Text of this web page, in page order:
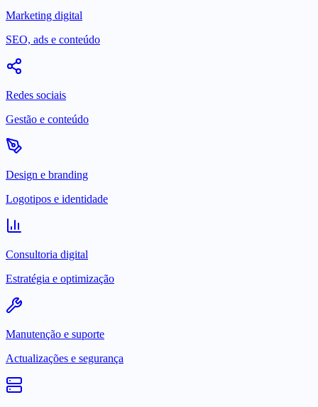
Marketing digital
SEO, ads e conteúdo
Redes sociais
Gestão e conteúdo
Design e branding
Logotipos e identidade
Consultoria digital
Estratégia e optimização
Manutenção e suporte
Actualizações e segurança